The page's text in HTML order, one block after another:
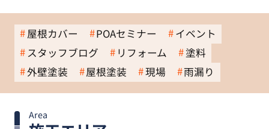
屋根カバー POAセミナー
イベント
スタッフブログ
リフォーム
塗料
外壁塗装
屋根塗装 現場 雨漏り
Area